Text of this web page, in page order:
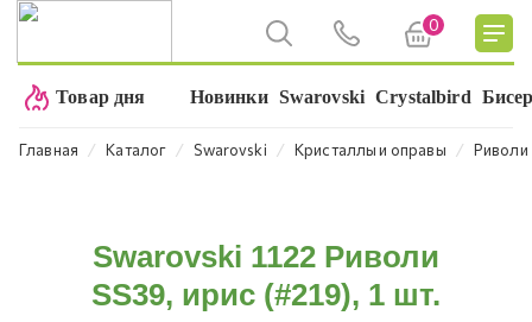
0
Товар дня Новинки Swarovski Crystalbird
Главная ⁄ Каталог ⁄ Swarovski ⁄ Кристаллы и оправы ⁄ Риволи
Swarovski 1122 Риволи
SS39, ирис (#219), 1 шт.